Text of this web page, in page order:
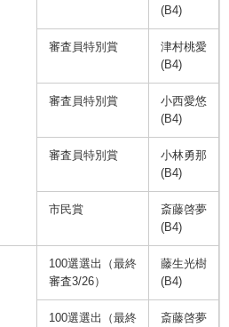
(B4)
審査員特別賞
津村桃愛
(B4)
審査員特別賞
小西愛悠
(B4)
審査員特別賞
小林勇那
(B4)
市民賞
斎藤啓夢
(B4)
100選選出（最終
審査3/26）
藤生光樹
(B4)
100選選出（最終
斎藤啓夢